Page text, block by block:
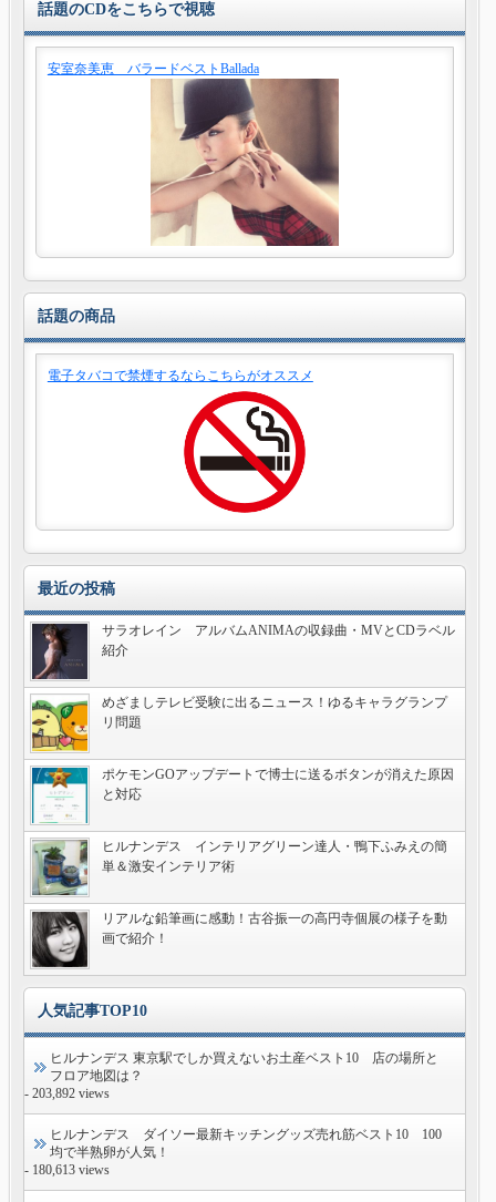
話題のCDをこちらで視聴
安室奈美恵 バラードベストBallada
話題の商品
電子タバコで禁煙するならこちらがオススメ
最近の投稿
サラオレイン アルバムANIMAの収録曲・MVとCDラベル
紹介
めざましテレビ受験に出るニュース！ゆるキャラグランプ
リ問題
ポケモンGOアップデートで博士に送るボタンが消えた原因
と対応
ヒルナンデス インテリアグリーン達人・鴨下ふみえの簡
単＆激安インテリア術
リアルな鉛筆画に感動！古谷振一の高円寺個展の様子を動
画で紹介！
人気記事TOP10
ヒルナンデス 東京駅でしか買えないお土産ベスト10 店の場所と
フロア地図は？
- 203,892 views
ヒルナンデス ダイソー最新キッチングッズ売れ筋ベスト10 100
均で半熟卵が人気！
- 180,613 views